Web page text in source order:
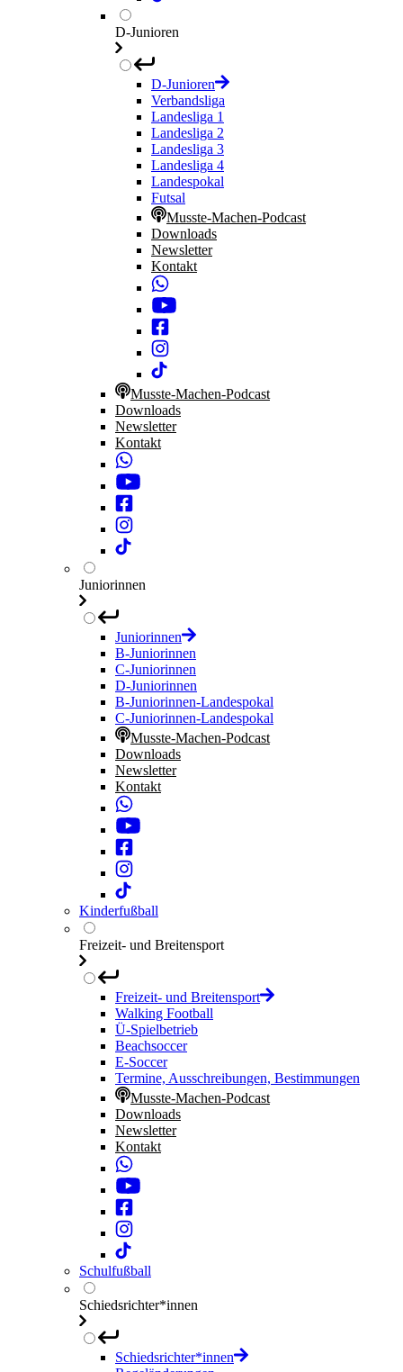
D-Junioren
D-Junioren
Verbandsliga
Landesliga 1
Landesliga 2
Landesliga 3
Landesliga 4
Landespokal
Futsal
Musste-Machen-Podcast
Downloads
Newsletter
Kontakt
Musste-Machen-Podcast
Downloads
Newsletter
Kontakt
Juniorinnen
Juniorinnen
B-Juniorinnen
C-Juniorinnen
D-Juniorinnen
B-Juniorinnen-Landespokal
C-Juniorinnen-Landespokal
Musste-Machen-Podcast
Downloads
Newsletter
Kontakt
Kinderfußball
Freizeit- und Breitensport
Freizeit- und Breitensport
Walking Football
Ü-Spielbetrieb
Beachsoccer
E-Soccer
Termine, Ausschreibungen, Bestimmungen
Musste-Machen-Podcast
Downloads
Newsletter
Kontakt
Schulfußball
Schiedsrichter*innen
Schiedsrichter*innen